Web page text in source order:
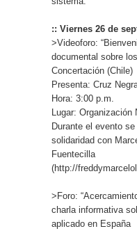
:: Viernes 26 de
>Videoforo:
documental sobre
Concertación (Chile)
Presenta: Cruz
Hora: 3:00 p.m.
Lugar: Organización
Durante el evento
solidaridad con
Fuentecilla
(http://
>Foro:
charla informativa
aplicado en España